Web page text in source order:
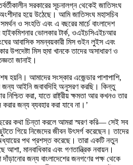
সরকারের সূচনালগ্ন থেকেই জাতিসংঘ
হয়ে উঠেছে। আমি জাতিসংঘ মহাসচিব
ও সংহতি এবং এ বছরের মার্চে বাংলাদেশ
ভোলকার টার্ক, ওএইচসিএইচআর
আবাসিক সমন্বয়কারী মিস গুইন লুইস এবং
উপদেষ্টা মিস হুমা খানকে তাদের অসাধারণ ও
জানাই।
হয়নি। আমাদের সংস্কার এজেন্ডার পাশাপাশি,
জন্য আইনি জবাবদিহি অনুসরণ করছি। কিন্তু
নিশ্চিত করা, যাতে রাষ্ট্রীয় ক্ষমতা আর কখনও তার
জন্য ব্যবহার করা যাবে না।’
কথা চিন্তা করলে আমরা স্মরণ করি— সেই সব
গিয়ে নিজেদের জীবন উৎসর্গ করেছেন। তাদের
পথ প্রশস্ত করেছে। তারা একটি নতুন
আশা, মানবাধিকার এবং গণতান্ত্রিক নবায়ন।
জন্য বাংলাদেশের জনগণের পক্ষ থেকে